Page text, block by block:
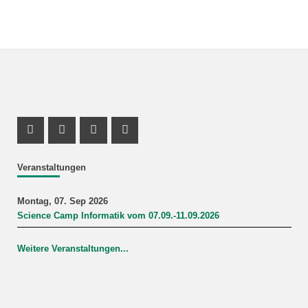
Veranstaltungen
Montag, 07. Sep 2026
Science Camp Informatik vom 07.09.-11.09.2026
Weitere Veranstaltungen...
Facebook Profil
Instagram Profil
Twitter Kanal
Youtube Profil